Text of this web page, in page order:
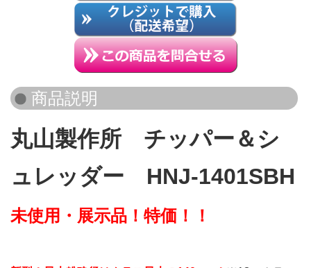
丸山製作所 チッパー＆シ
ュレッダー HNJ-1401SBH
未使用・展示品！特価！！